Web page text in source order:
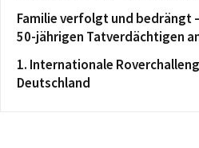
Familie verfolgt und bedrängt
50-jährigen Tatverdächtigen
1. Internationale
Deutschland